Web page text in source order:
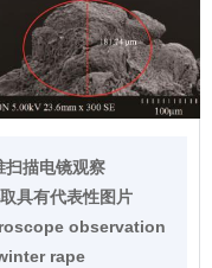
扫描电镜观察
具有代表性图片
observation
rape